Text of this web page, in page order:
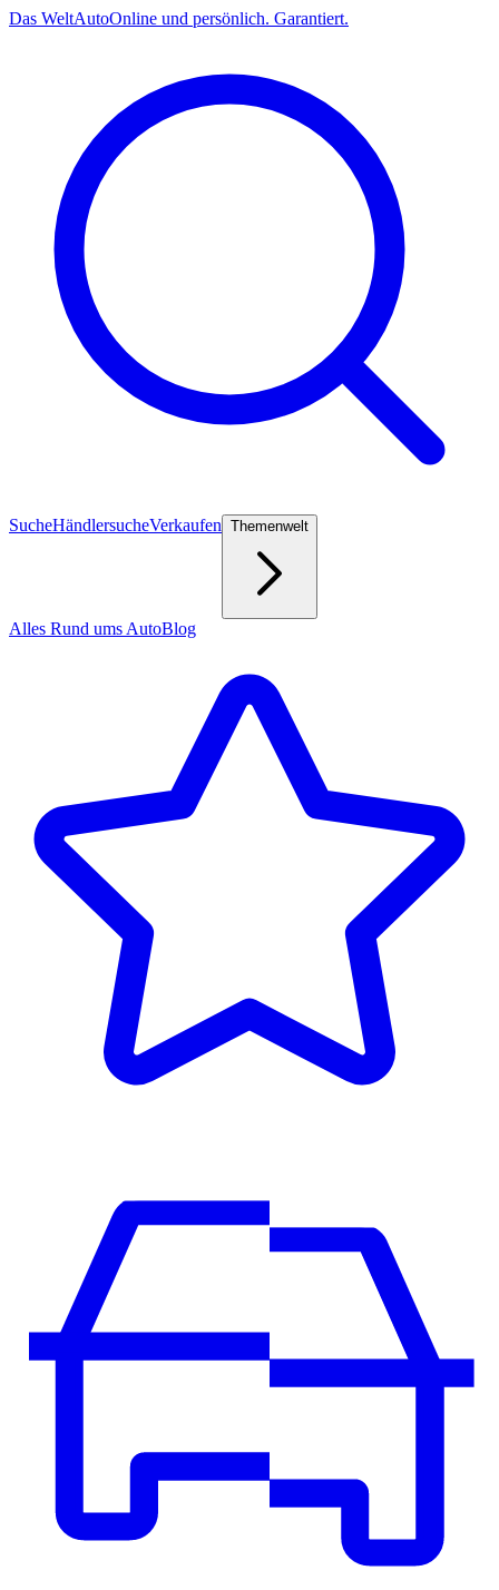
Das WeltAutoOnline und persönlich. Garantiert.
SucheHändlersucheVerkaufen Themenwelt
Alles Rund ums AutoBlog